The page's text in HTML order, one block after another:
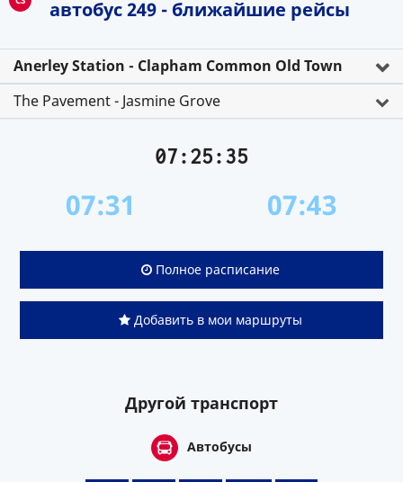
автобус 249 - ближайшие рейсы
Anerley Station - Clapham Common Old Town
The Pavement - Jasmine Grove
07:25:35
07:31 07:43
Полное расписание
Добавить в мои маршруты
Другой транспорт
Автобусы